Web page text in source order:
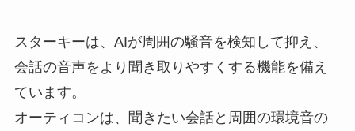
スターキーは、AIが周囲の騒音を検知して抑え、
会話の音声をより聞き取りやすくする機能を備え
ています。
オーティコンは、聞きたい会話と周囲の環境音の